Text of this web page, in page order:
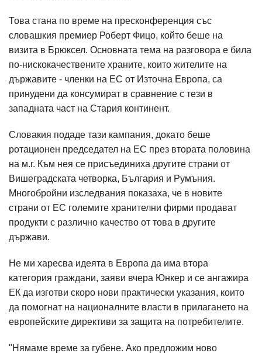
Това стана по време на пресконференция със
словашкия премиер Роберт Фицо, който беше на
визита в Брюксел. Основната тема на разговора е била
по-нискокачествените храните, които жителите на
държавите - членки на ЕС от Източна Европа, са
принудени да консумират в сравнение с тези в
западната част на Стария континент.
Словакия подаде тази кампания, докато беше
ротационен председател на ЕС през втората половина
на м.г. Към нея се присъединиха другите страни от
Вишеградската четворка, България и Румъния.
Многобройни изследвания показаха, че в новите
страни от ЕС големите хранителни фирми продават
продукти с различно качество от това в другите
държави.
Не ми харесва идеята в Европа да има втора
категория граждани, заяви вчера Юнкер и се ангажира
ЕК да изготви скоро нови практически указания, които
да помогнат на националните власти в прилагането на
европейските директиви за защита на потребителите.
"Нямаме време за губене. Ако предложим ново